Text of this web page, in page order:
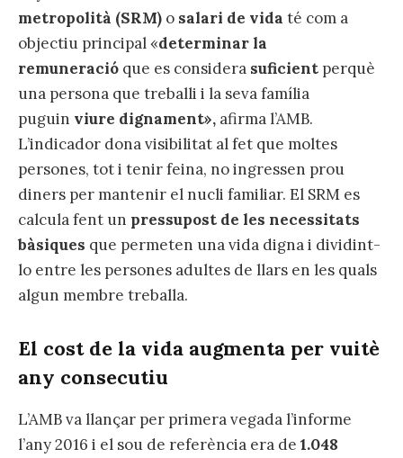
metropolità (SRM) o salari de vida té com a
objectiu principal «determinar la
remuneració que es considera suficient perquè
una persona que treballi i la seva família
puguin viure dignament», afirma l’AMB.
L’indicador dona visibilitat al fet que moltes
persones, tot i tenir feina, no ingressen prou
diners per mantenir el nucli familiar. El SRM es
calcula fent un pressupost de les necessitats
bàsiques que permeten una vida digna i dividint-
lo entre les persones adultes de llars en les quals
algun membre treballa.
El cost de la vida augmenta per vuitè
any consecutiu
L’AMB va llançar per primera vegada l’informe
l’any 2016 i el sou de referència era de 1.048